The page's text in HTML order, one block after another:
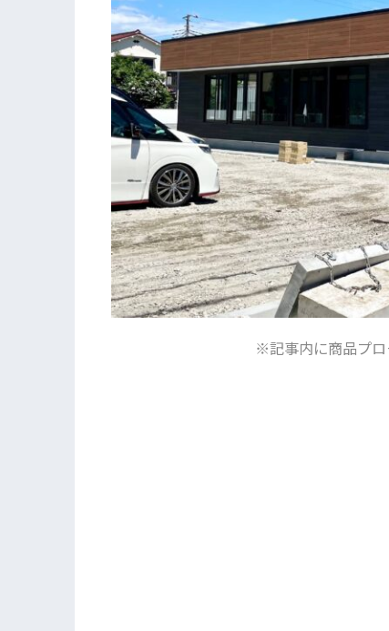
※記事内に商品プロ